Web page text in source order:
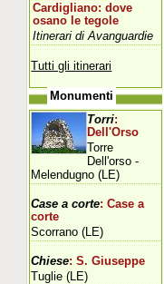
Cardigliano: dove
osano le tegole
Itinerari di Avanguardie
Tutti gli itinerari
Monumenti
Torri:
Dell'Orso
Torre
Dell'orso -
Melendugno (LE)
Case a corte: Case a
corte
Scorrano (LE)
Chiese: S. Giuseppe
Tuglie (LE)